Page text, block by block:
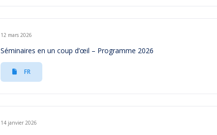
12 mars 2026
Séminaires en un coup d’œil – Programme 2026
FR
14 janvier 2026